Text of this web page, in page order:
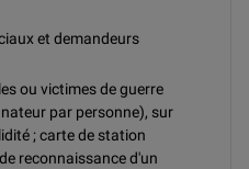
et demandeurs
ou victimes de guerre
par personne), sur
; carte de station
reconnaissance d'un